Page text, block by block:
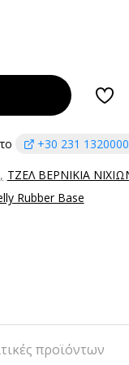
+30 231 1320000
ΤΖΕΛ ΒΕΡΝΙΚΙΑ
Rubber Base
προϊόντων